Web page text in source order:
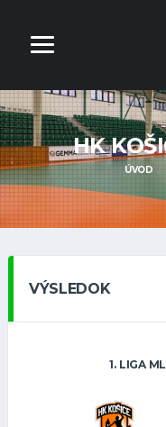
HK
ÚVOD
VÝSLEDOK
1. LIGA